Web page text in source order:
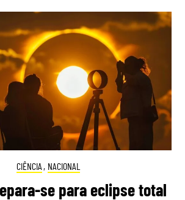
CIÊNCIA , NACIONAL
se para eclipse total